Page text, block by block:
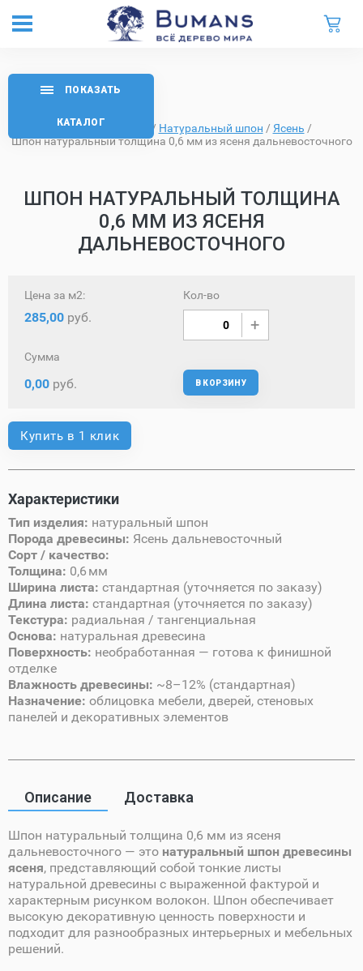
Главная / / Натуральный шпон / Ясень /
Шпон натуральный толщина 0,6 мм из ясеня дальневосточного
ШПОН НАТУРАЛЬНЫЙ ТОЛЩИНА
0,6 ММ ИЗ ЯСЕНЯ
ДАЛЬНЕВОСТОЧНОГО
ПОКАЗАТЬ
КАТАЛОГ
Цена за м2:
285,00 руб.
Кол-во
Сумма
0,00 руб. В КОРЗИНУ
Купить в 1 клик
Характеристики
Тип изделия: натуральный шпон
Порода древесины: Ясень дальневосточный
Сорт / качество:
Толщина: 0,6 мм
Ширина листа: стандартная (уточняется по заказу)
Длина листа: стандартная (уточняется по заказу)
Текстура: радиальная / тангенциальная
Основа: натуральная древесина
Поверхность: необработанная — готова к финишной
отделке
Влажность древесины: ~8–12% (стандартная)
Назначение: облицовка мебели, дверей, стеновых
панелей и декоративных элементов
Описание Доставка
Шпон натуральный толщина 0,6 мм из ясеня
дальневосточного — это натуральный шпон древесины
ясеня, представляющий собой тонкие листы
натуральной древесины с выраженной фактурой и
характерным рисунком волокон. Шпон обеспечивает
высокую декоративную ценность поверхности и
подходит для разнообразных интерьерных и мебельных
решений.